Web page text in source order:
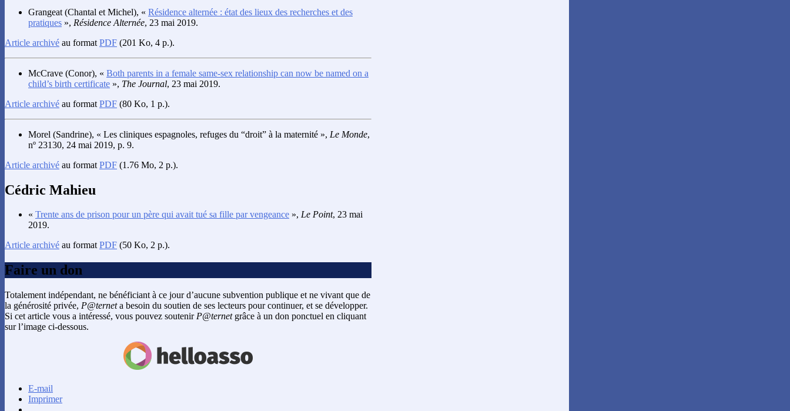
Grangeat (Chantal et Michel), « Résidence alternée : état des lieux des recherches et des
pratiques », Résidence Alternée, 23 mai 2019.
Article archivé au format PDF (201 Ko, 4 p.).
McCrave (Conor), « Both parents in a female same-sex relationship can now be named on a
child’s birth certificate », The Journal, 23 mai 2019.
Article archivé au format PDF (80 Ko, 1 p.).
Morel (Sandrine), « Les cliniques espagnoles, refuges du “droit” à la maternité », Le Monde,
nº 23130, 24 mai 2019, p. 9.
Article archivé au format PDF (1.76 Mo, 2 p.).
Cédric Mahieu
« Trente ans de prison pour un père qui avait tué sa fille par vengeance », Le Point, 23 mai
2019.
Article archivé au formatPDF (50 Ko, 2 p.).
Faire un don
Totalement indépendant, ne bénéficiant à ce jour d’aucune subvention publique et ne vivant que de
la générosité privée, P@terneta besoin du soutien de ses lecteurs pour continuer, et se développer.
Si cet article vous a intéressé, vous pouvez soutenir P@ternetgrâce à un don ponctuel en cliquant
sur l’image ci-dessous.
E-mail
Imprimer